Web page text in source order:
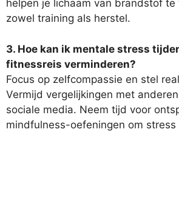
helpen je lichaam van brandstof te
zowel training als herstel.
3. Hoe kan ik mentale stress
fitnessreis verminderen?
Focus op zelfcompassie en stel
Vermijd vergelijkingen met
sociale media. Neem tijd voor
mindfulness-oefeningen om